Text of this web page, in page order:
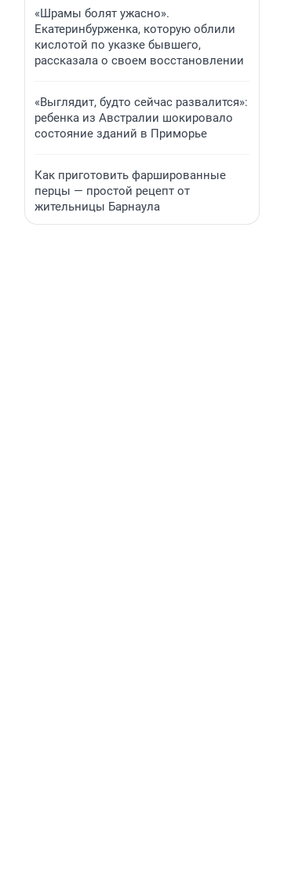
«Шрамы болят ужасно».
Екатеринбурженка, которую облили
кислотой по указке бывшего,
рассказала о своем восстановлении
«Выглядит, будто сейчас развалится»:
ребенка из Австралии шокировало
состояние зданий в Приморье
Как приготовить фаршированные
перцы — простой рецепт от
жительницы Барнаула